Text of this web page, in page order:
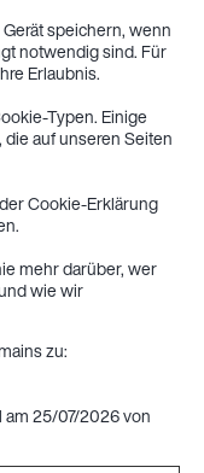
speichern, wenn
notwendig sind. Für
Erlaubnis.
Typen. Einige
auf unseren Seiten
Cookie-Erklärung
mehr darüber, wer
wie wir
zu:
am 25/07/2026 von